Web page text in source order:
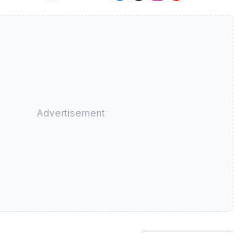
Advertisement